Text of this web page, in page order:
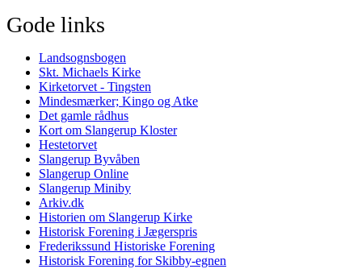
Gode links
Landsognsbogen
Skt. Michaels Kirke
Kirketorvet - Tingsten
Mindesmærker; Kingo og Atke
Det gamle rådhus
Kort om Slangerup Kloster
Hestetorvet
Slangerup Byvåben
Slangerup Online
Slangerup Miniby
Arkiv.dk
Historien om Slangerup Kirke
Historisk Forening i Jægerspris
Frederikssund Historiske Forening
Historisk Forening for Skibby-egnen